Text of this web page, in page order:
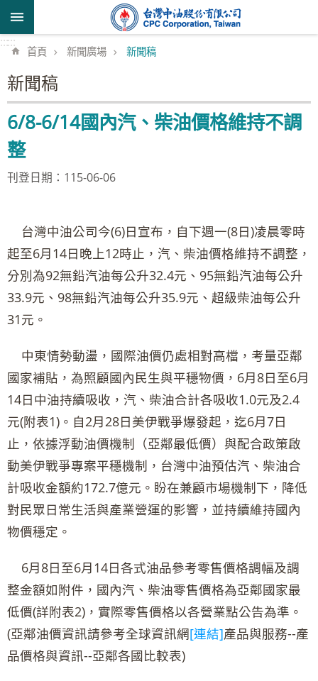
跳到主要內容區塊
::::::
首頁 新聞廣場 新聞稿
新聞稿
6/8-6/14國內汽、柴油價格維持不調
整
刊登日期：115-06-06
台灣中油公司今(6)日宣布，自下週一(8日)凌晨零時
起至6月14日晚上12時止，汽、柴油價格維持不調整，
分別為92無鉛汽油每公升32.4元、95無鉛汽油每公升
33.9元、98無鉛汽油每公升35.9元、超級柴油每公升
31元。
中東情勢動盪，國際油價仍處相對高檔，考量亞鄰
國家補貼，為照顧國內民生與平穩物價，6月8日至6月
14日中油持續吸收，汽、柴油合計各吸收1.0元及2.4
元(附表1)。自2月28日美伊戰爭爆發起，迄6月7日
止，依據浮動油價機制（亞鄰最低價）與配合政策啟
動美伊戰爭專案平穩機制，台灣中油預估汽、柴油合
計吸收金額約172.7億元。盼在兼顧市場機制下，降低
對民眾日常生活與產業營運的影響，並持續維持國內
物價穩定。
6月8日至6月14日各式油品參考零售價格調幅及調
整金額如附件，國內汽、柴油零售價格為亞鄰國家最
低價(詳附表2)，實際零售價格以各營業點公告為準。
(亞鄰油價資訊請參考全球資訊網[連結]產品與服務--產
品價格與資訊--亞鄰各國比較表)